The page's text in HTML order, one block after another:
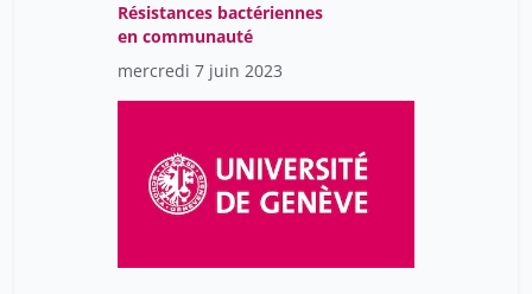
Résistances bactériennes
en communauté
mercredi 7 juin 2023